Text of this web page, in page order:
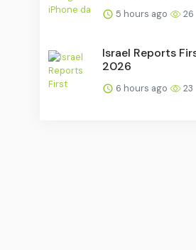
5 hours ago 26
Israel Reports
2026
6 hours ago 23